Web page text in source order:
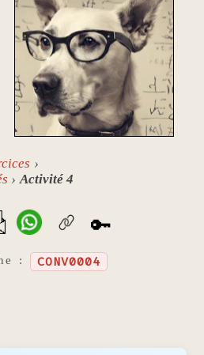
Activité 4
🔑
: CONV0004